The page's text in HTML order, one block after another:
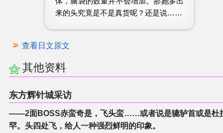
来的头究竟是不是真货呢？还是说……
查看日文原文
其他资料
东方辉针城采访
——2面BOSS赤蛮奇是，飞头蛮……或者说是辘轳首或是杜
罕。头四处飞，给人一种强烈鲜明的印象。